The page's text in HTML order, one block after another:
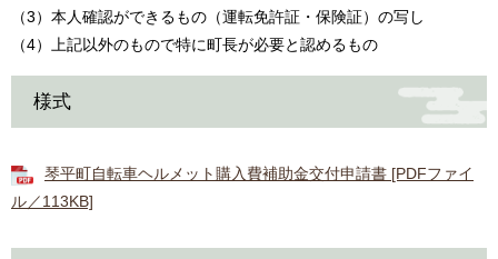
（3）本人確認ができるもの（運転免許証・保険証）の写し
（4）上記以外のもので特に町長が必要と認めるもの
様式
琴平町自転車ヘルメット購入費補助金交付申請書 [PDFファイ
ル／113KB]